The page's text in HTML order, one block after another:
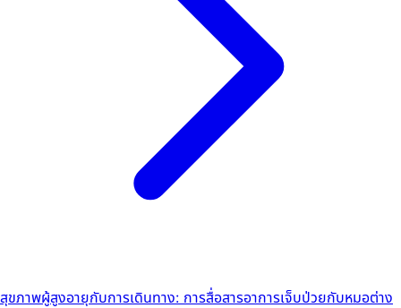
สุขภาพผู้สูงอายุกับการเดินทาง: การสื่อสารอาการเจ็บป่วยกับหมอต่าง